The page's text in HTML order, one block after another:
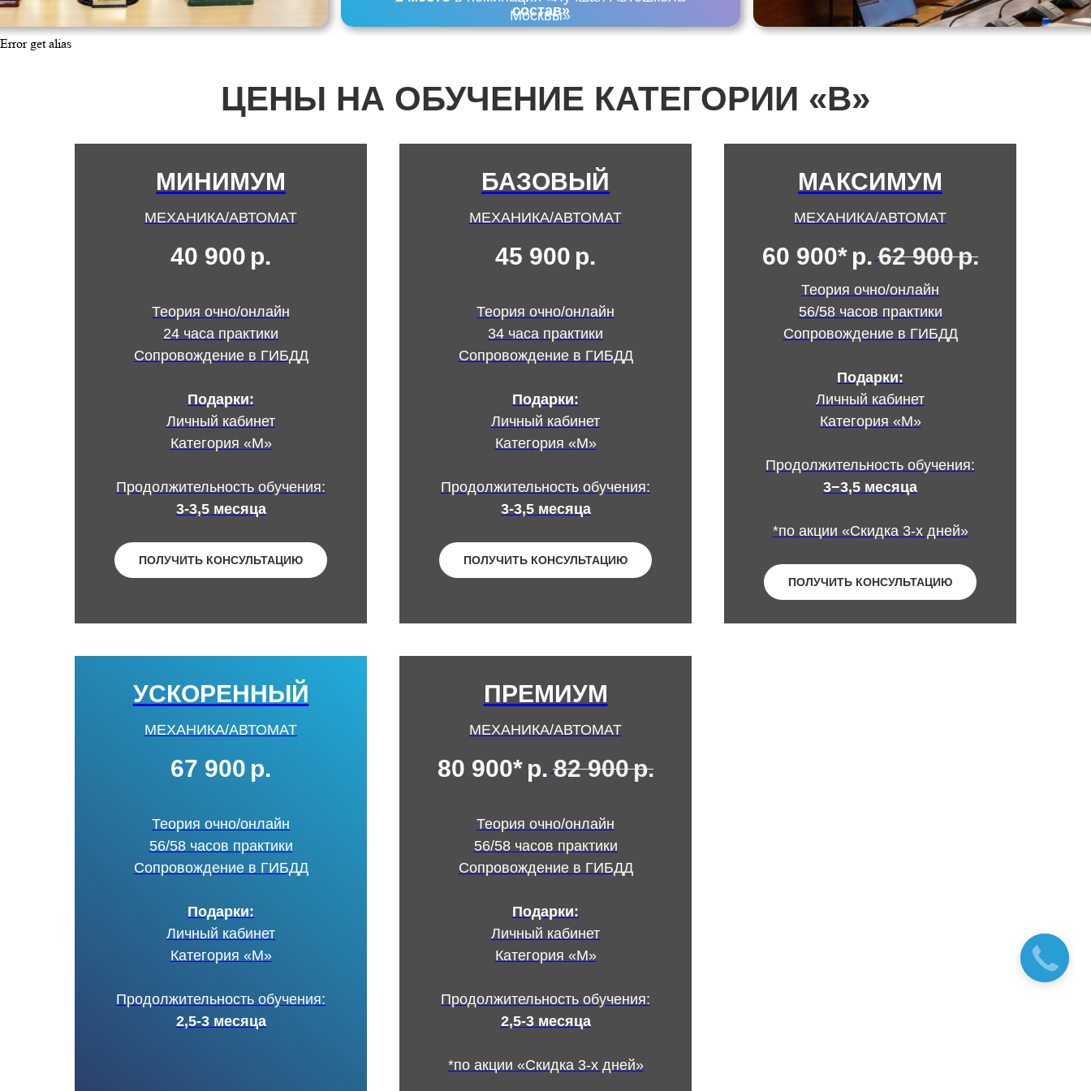
состав»
Москвы»
Error get alias
ЦЕНЫ НА ОБУЧЕНИЕ КАТЕГОРИИ «В»
МИНИМУМ
МЕХАНИКА/АВТОМАТ
40 900 р.
Теория очно/онлайн
24 часа практики
Сопровождение в ГИБДД
Подарки:
Личный кабинет
Категория «М»
Продолжительность обучения:
3-3,5 месяца
ПОЛУЧИТЬ КОНСУЛЬТАЦИЮ
БАЗОВЫЙ
МЕХАНИКА/АВТОМАТ
45 900 р.
Теория очно/онлайн
34 часа практики
Сопровождение в ГИБДД
Подарки:
Личный кабинет
Категория «М»
Продолжительность обучения:
3-3,5 месяца
ПОЛУЧИТЬ КОНСУЛЬТАЦИЮ
МАКСИМУМ
МЕХАНИКА/АВТОМАТ
60 900* р. 62 900р.
Теория очно/онлайн
56/58 часов практики
Сопровождение в ГИБДД
Подарки:
Личный кабинет
Категория «М»
Продолжительность обучения:
3−3,5 месяца
*по акции «Скидка 3-х дней»
ПОЛУЧИТЬ КОНСУЛЬТАЦИЮ
УСКОРЕННЫЙ
МЕХАНИКА/АВТОМАТ
67 900 р.
Теория очно/онлайн
56/58 часов практики
Сопровождение в ГИБДД
Подарки:
Личный кабинет
Категория «М»
Продолжительность обучения:
2,5-3 месяца
ПРЕМИУМ
МЕХАНИКА/АВТОМАТ
80 900* р. 82 900р.
Теория очно/онлайн
56/58 часов практики
Сопровождение в ГИБДД
Подарки:
Личный кабинет
Категория «М»
Продолжительность обучения:
2,5-3 месяца
*по акции «Скидка 3-х дней»
заказать
звонок